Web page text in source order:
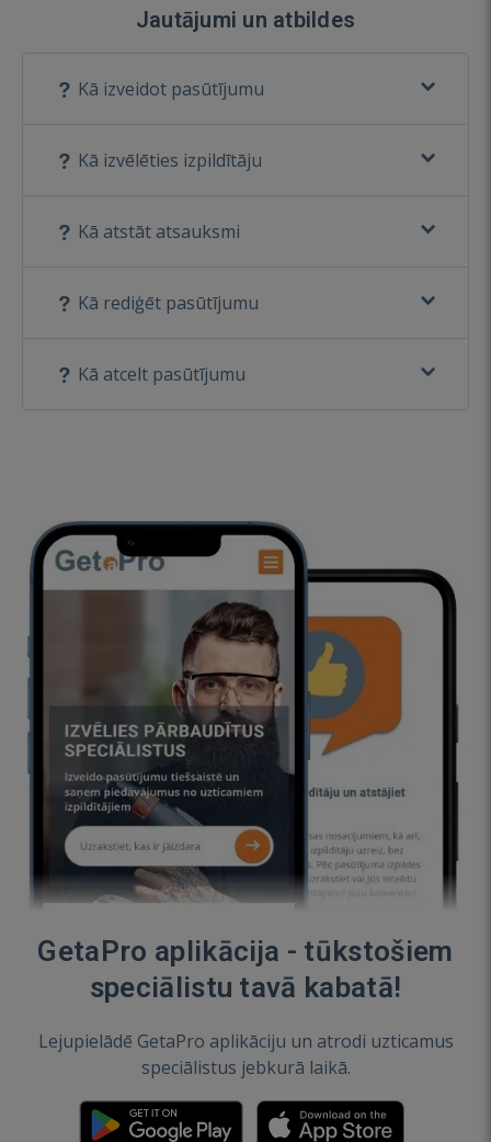
Jautājumi un atbildes
Kā izveidot pasūtījumu
Kā izvēlēties izpildītāju
Kā atstāt atsauksmi
Kā rediģēt pasūtījumu
Kā atcelt pasūtījumu
GetaPro aplikācija - tūkstošiem
speciālistu tavā kabatā!
Lejupielādē GetaPro aplikāciju un atrodi uzticamus
speciālistus jebkurā laikā.